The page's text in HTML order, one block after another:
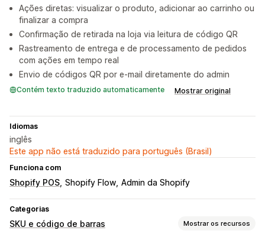
Ações diretas: visualizar o produto, adicionar ao carrinho ou
finalizar a compra
Confirmação de retirada na loja via leitura de código QR
Rastreamento de entrega e de processamento de pedidos
com ações em tempo real
Envio de códigos QR por e-mail diretamente do admin
Contém texto traduzido automaticamente Mostrar original
Idiomas
inglês
Este app não está traduzido para português (Brasil)
Funciona com
Shopify POS Shopify Flow Admin da Shopify
Categorias
SKU e código de barras Mostrar os recursos